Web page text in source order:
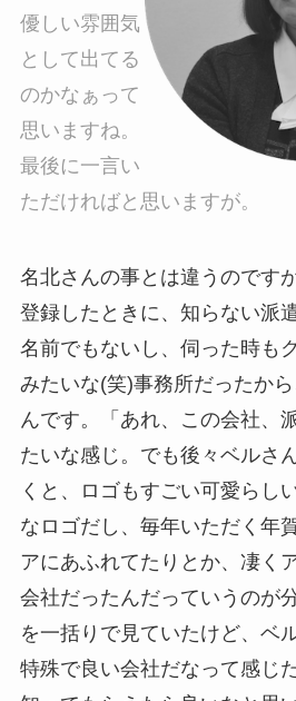
優しい雰囲気
として出てる
のかなぁって
思いますね。
最後に一言い
ただければと思いますが。
名北さんの事とは違うのです
登録したときに、知らない派
名前でもないし、伺った時も
みたいな(笑)事務所だったか
んです。「あれ、この会社、
たいな感じ。でも後々ベルさ
くと、ロゴもすごい可愛らし
なロゴだし、毎年いただく年
アにあふれてたりとか、凄く
会社だったんだっていうのが
を一括りで見ていたけど、ベ
特殊で良い会社だなって感じ